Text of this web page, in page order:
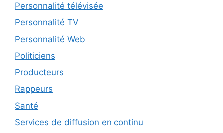
Personnalité télévisée
Personnalité TV
Personnalité Web
Politiciens
Producteurs
Rappeurs
Santé
Services de diffusion en continu